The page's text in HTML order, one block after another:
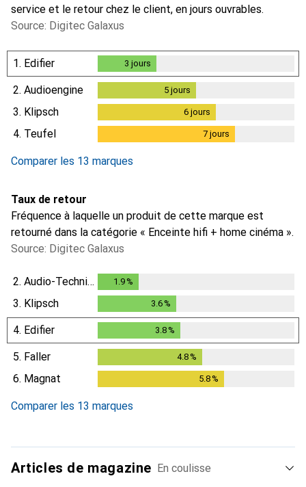
service et le retour chez le client, en jours ouvrables.
Source: Digitec Galaxus
1. Edifier 3 jours
2. Audioengine 5jours
3. Klipsch 6jours
4. Teufel 7 jours
Comparer les 13 marques
Taux de retour
Fréquence à laquelle un produit de cette marque est
retourné dans la catégorie « Enceinte hifi + home cinéma ».
Source: Digitec Galaxus
2. Audio-Technica 1.9 %
3. Klipsch 3.6%
4. Edifier 3.8 %
5. Faller 4.8 %
6. Magnat 5.8%
Comparer les 13 marques
Articles de magazine En coulisse